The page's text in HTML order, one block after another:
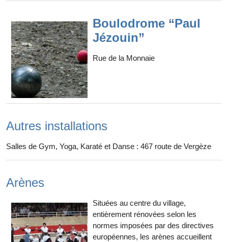
Boulodrome “Paul
Jézouin”
Rue de la Monnaie
Autres installations
Salles de Gym, Yoga, Karaté et Danse : 467 route de Vergèze
Arènes
Situées au centre du village,
entièrement rénovées selon les
normes imposées par des directives
européennes, les arènes accueillent